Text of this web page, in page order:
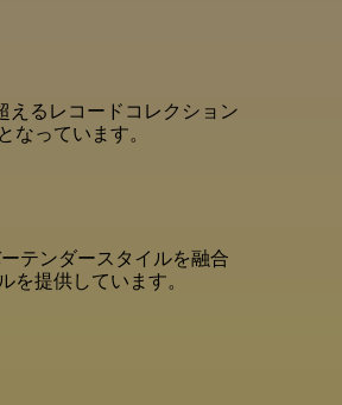
えるレコードコレクション
なっています。
テンダースタイルを融合
提供しています。